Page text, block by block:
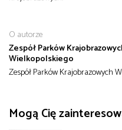
O autorze
Zespół Parków
Wielkopolskiego
Zespół Parków Krajobrazowych
Mogą Cię